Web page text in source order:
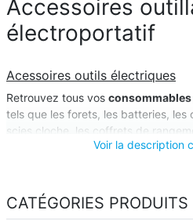
Accessoires
électroportatif
Acessoires outils électriques
Retrouvez tous vos
tels que les forets, les batteries, les
scies cloche, les coffrets de
Voir la description
CATÉGORIES PRODUITS